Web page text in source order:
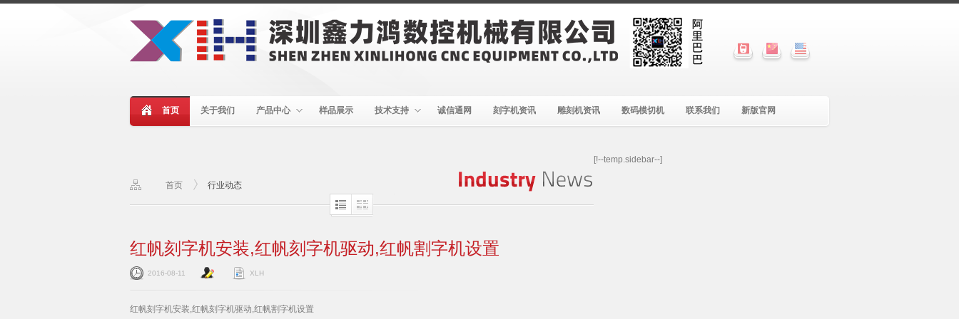
首页 关于我们 产品中心 样品展示 技术支持 诚信通网 刻字机资讯 雕刻机资讯 数码模切机 联系我们 新版官网
首页 行业动态
红帆刻字机安装,红帆刻字机驱动,红帆割字机设置
2016-08-11 XLH
红帆刻字机安装,红帆刻字机驱动,红帆割字机设置
[!--temp.sidebar--]